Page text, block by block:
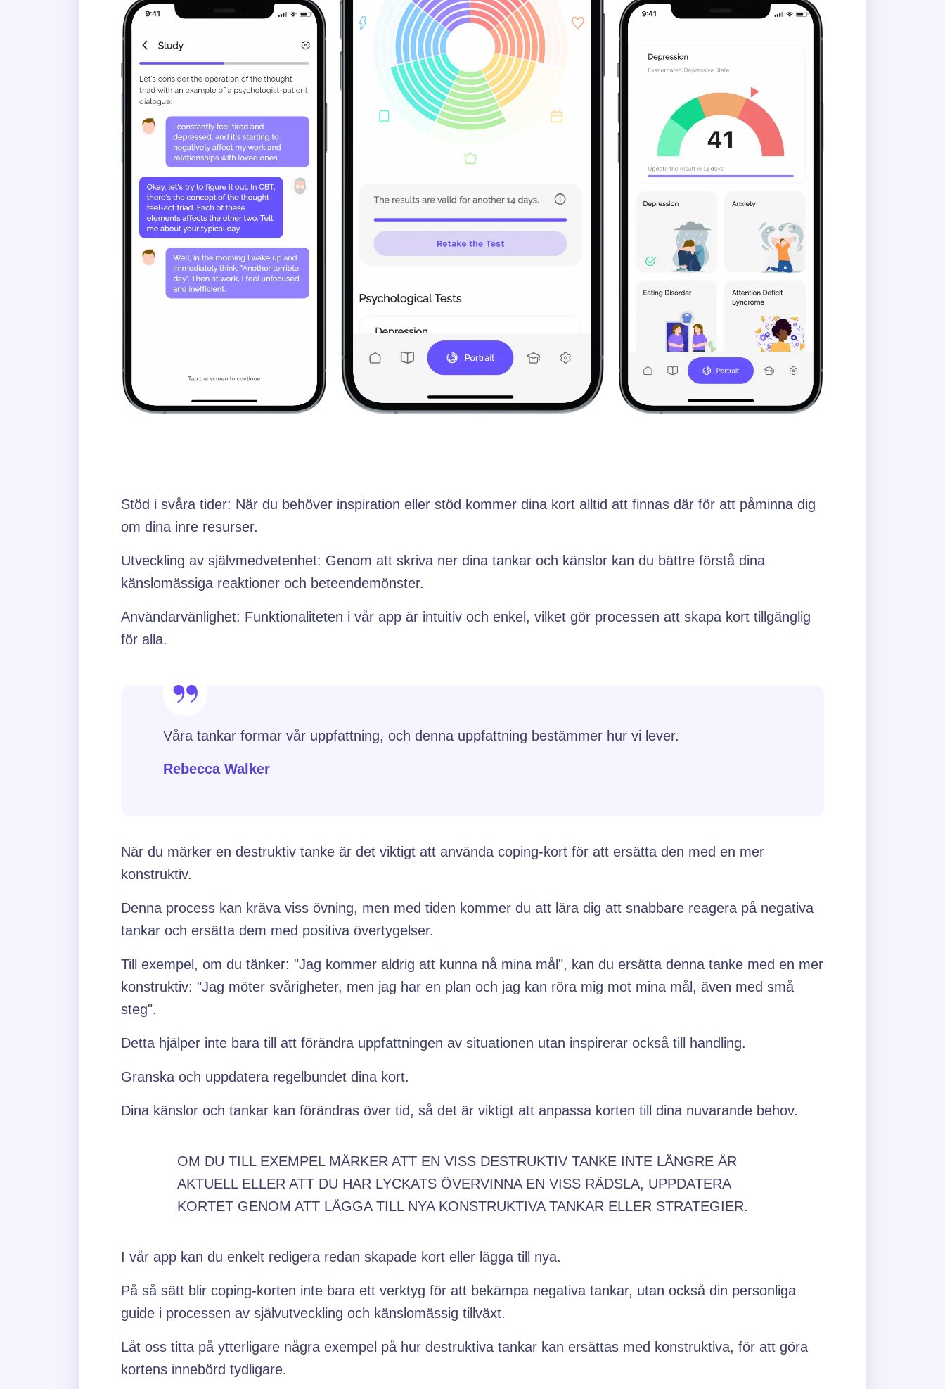
Stöd i svåra tider: När du behöver inspiration eller stöd kommer dina kort alltid att finnas där för att påminna dig
om dina inre resurser.
Utveckling av självmedvetenhet: Genom att skriva ner dina tankar och känslor kan du bättre förstå dina
känslomässiga reaktioner och beteendemönster.
Användarvänlighet: Funktionaliteten i vår app är intuitiv och enkel, vilket gör processen att skapa kort tillgänglig
för alla.
Våra tankar formar vår uppfattning, och denna uppfattning bestämmer hur vi lever.
Rebecca Walker
När du märker en destruktiv tanke är det viktigt att använda coping-kort för att ersätta den med en mer
konstruktiv.
Denna process kan kräva viss övning, men med tiden kommer du att lära dig att snabbare reagera på negativa
tankar och ersätta dem med positiva övertygelser.
Till exempel, om du tänker: "Jag kommer aldrig att kunna nå mina mål", kan du ersätta denna tanke med en mer
konstruktiv: "Jag möter svårigheter, men jag har en plan och jag kan röra mig mot mina mål, även med små
steg".
Detta hjälper inte bara till att förändra uppfattningen av situationen utan inspirerar också till handling.
Granska och uppdatera regelbundet dina kort.
Dina känslor och tankar kan förändras över tid, så det är viktigt att anpassa korten till dina nuvarande behov.
OM DU TILL EXEMPEL MÄRKER ATT EN VISS DESTRUKTIV TANKE INTE LÄNGRE ÄR
AKTUELL ELLER ATT DU HAR LYCKATS ÖVERVINNA EN VISS RÄDSLA, UPPDATERA
KORTET GENOM ATT LÄGGA TILL NYA KONSTRUKTIVA TANKAR ELLER STRATEGIER.
I vår app kan du enkelt redigera redan skapade kort eller lägga till nya.
På så sätt blir coping-korten inte bara ett verktyg för att bekämpa negativa tankar, utan också din personliga
guide i processen av självutveckling och känslomässig tillväxt.
Låt oss titta på ytterligare några exempel på hur destruktiva tankar kan ersättas med konstruktiva, för att göra
kortens innebörd tydligare.